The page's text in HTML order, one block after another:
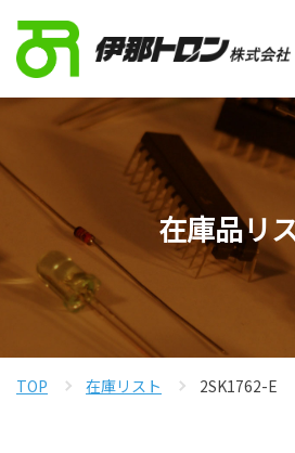
在庫品リ
TOP 在庫リスト 2SK1762-E